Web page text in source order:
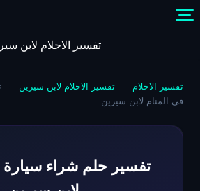
content
تفسير الاحلام لابن
تفسير الاحلام - تفسير الاحلام لابن سيرين -
في المنام لابن سيرين
تفسير حلم شراء سيارة